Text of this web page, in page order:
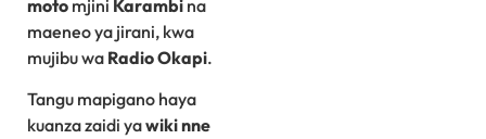
moto mjini Karambi na
maeneo ya jirani, kwa
mujibu wa Radio Okapi.
Tangu mapigano haya
kuanza zaidi yawiki nne